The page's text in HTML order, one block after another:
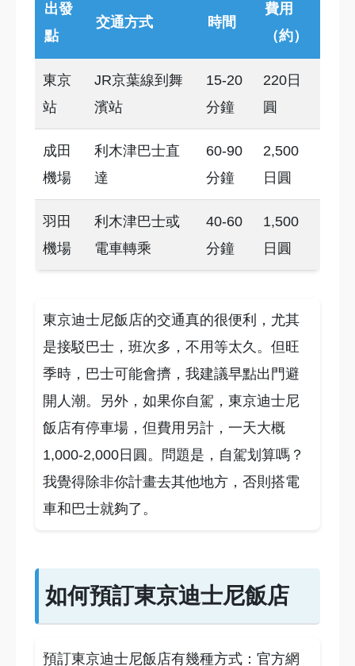
出發
點
交通方式 時間
費用
（約）
東京
站
JR京葉線到舞
濱站
15-20
分鐘
220日
圓
成田
機場
利木津巴士直
達
60-90
分鐘
2,500
日圓
羽田
機場
利木津巴士或
電車轉乘
40-60
分鐘
1,500
日圓
東京迪士尼飯店的交通真的很便利，尤其
是接駁巴士，班次多，不用等太久。但旺
季時，巴士可能會擠，我建議早點出門避
開人潮。另外，如果你自駕，東京迪士尼
飯店有停車場，但費用另計，一天大概
1,000-2,000日圓。問題是，自駕划算嗎？
我覺得除非你計畫去其他地方，否則搭電
車和巴士就夠了。
如何預訂東京迪士尼飯店
預訂東京迪士尼飯店有幾種方式：官方網